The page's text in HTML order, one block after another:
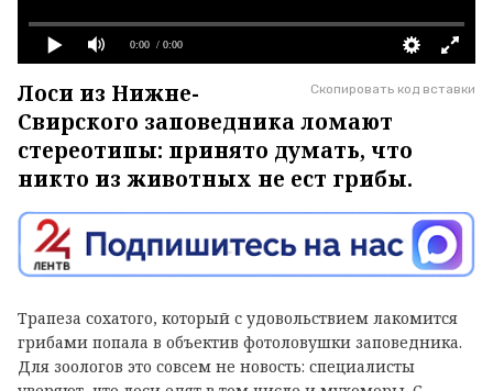
0:00 / 0:00
Скопировать код вставки
Лоси из Нижне-
Свирского заповедника ломают
стереотипы: принято думать, что
никто из животных не ест грибы.
Трапеза сохатого, который с удовольствием лакомится
грибами попала в объектив фотоловушки заповедника.
Для зоологов это совсем не новость: специалисты